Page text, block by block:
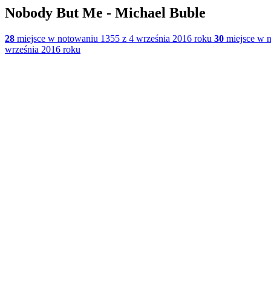
Nobody But Me - Michael Buble
28 miejsce w notowaniu 1355 z 4 września 2016 roku 30 miejsce w
września 2016 roku